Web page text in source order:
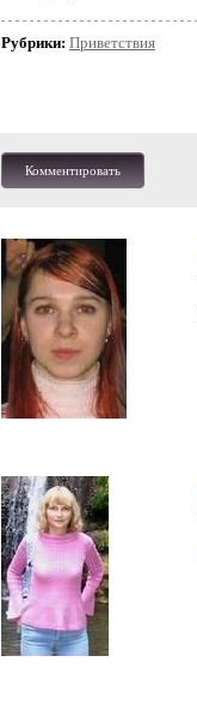
Рубрики: Приветствия
Комментировать